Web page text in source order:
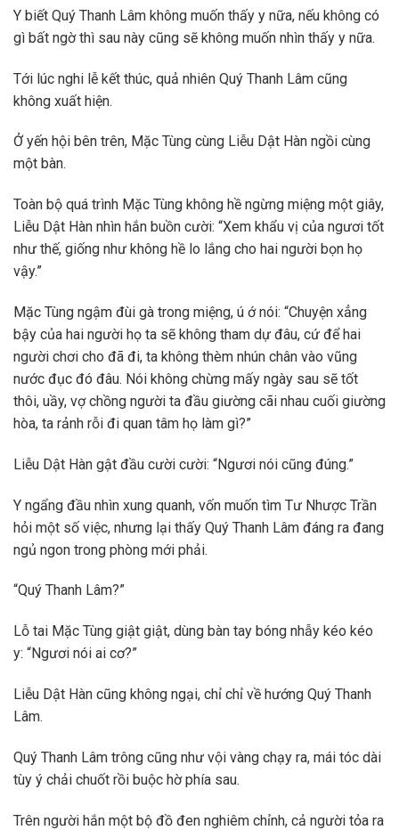
Y biết Quý Thanh Lâm không muốn thấy y nữa, nếu không có
gì bất ngờ thì sau này cũng sẽ không muốn nhìn thấy y nữa.
Tới lúc nghi lễ kết thúc, quả nhiên Quý Thanh Lâm cũng
không xuất hiện.
Ở yến hội bên trên, Mặc Tùng cùng Liễu Dật Hàn ngồi cùng
một bàn.
Toàn bộ quá trình Mặc Tùng không hề ngừng miệng một giây,
Liễu Dật Hàn nhìn hắn buồn cười: “Xem khẩu vị của ngươi tốt
như thế, giống như không hề lo lắng cho hai người bọn họ
vậy.”
Mặc Tùng ngậm đùi gà trong miệng, ú ớ nói: “Chuyện xẳng
bậy của hai người họ ta sẽ không tham dự đâu, cứ để hai
người chơi cho đã đi, ta không thèm nhún chân vào vũng
nước đục đó đâu. Nói không chừng mấy ngày sau sẽ tốt
thôi, uầy, vợ chồng người ta đầu giường cãi nhau cuối giường
hòa, ta rảnh rỗi đi quan tâm họ làm gì?”
Liễu Dật Hàn gật đầu cười cười: “Ngươi nói cũng đúng.”
Y ngẩng đầu nhìn xung quanh, vốn muốn tìm Tư Nhược Trần
hỏi một số việc, nhưng lại thấy Quý Thanh Lâm đáng ra đang
ngủ ngon trong phòng mới phải.
“Quý Thanh Lâm?”
Lỗ tai Mặc Tùng giật giật, dùng bàn tay bóng nhẫy kéo kéo
y: “Ngươi nói ai cơ?”
Liễu Dật Hàn cũng không ngại, chỉ chỉ về hướng Quý Thanh
Lâm.
Quý Thanh Lâm trông cũng như vội vàng chạy ra, mái tóc dài
tùy ý chải chuốt rồi buộc hờ phía sau.
Trên người hắn một bộ đồ đen nghiêm chỉnh, cả người tỏa ra